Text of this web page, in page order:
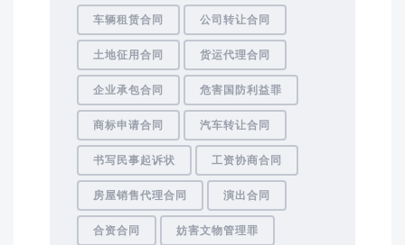
车辆租赁合同 公司转让合同
土地征用合同 货运代理合同
企业承包合同 危害国防利益罪
商标申请合同 汽车转让合同
书写民事起诉状 工资协商合同
房屋销售代理合同 演出合同
合资合同 妨害文物管理罪